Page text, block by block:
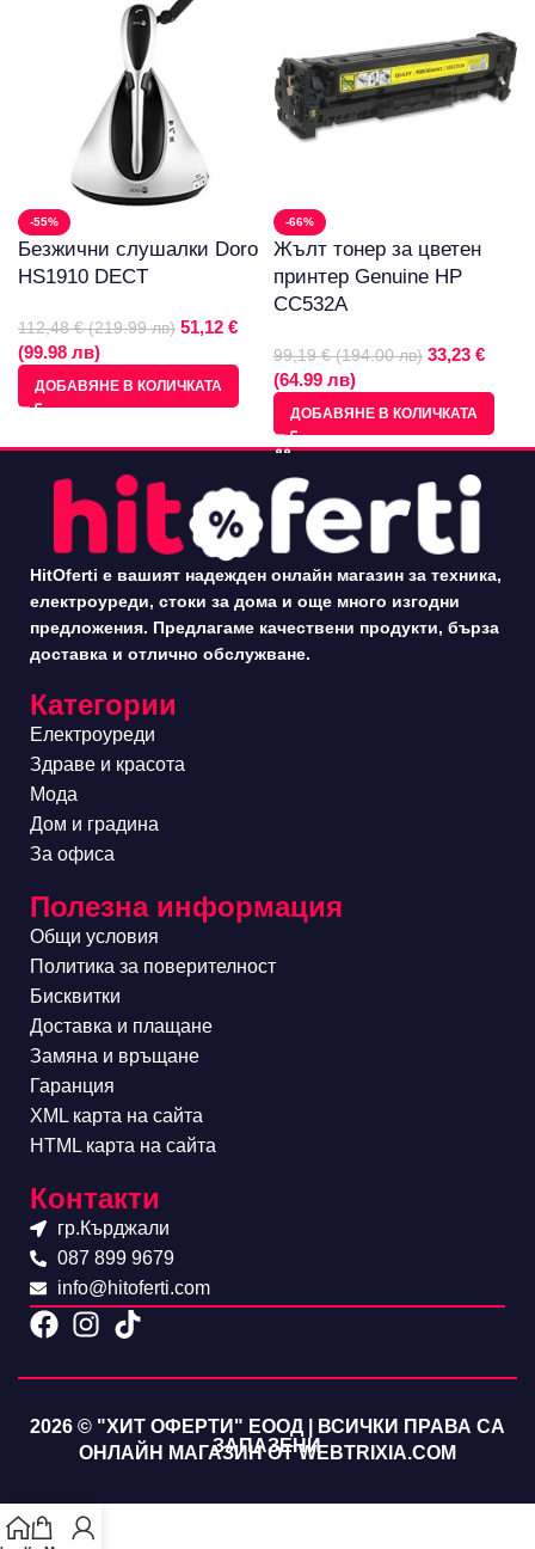
-55%
Безжични слушалки Doro
HS1910 DECT
112,48 € (219.99 лв) 51,12 €
(99.98 лв)
ДОБАВЯНЕ В КОЛИЧКАТА
-66%
Жълт тонер за цветен
принтер Genuine HP
CC532A
99,19 € (194.00 лв) 33,23 €
(64.99 лв)
ДОБАВЯНЕ В КОЛИЧКАТА
HitOferti е вашият надежден онлайн магазин за техника,
електроуреди, стоки за дома и още много изгодни
предложения. Предлагаме качествени продукти, бърза
доставка и отлично обслужване.
Категории
Електроуреди
Здраве и красота
Мода
Дом и градина
За офиса
Полезна информация
Общи условия
Политика за поверителност
Бисквитки
Доставка и плащане
Замяна и връщане
Гаранция
XML карта на сайта
HTML карта на сайта
Контакти
гр.Кърджали
087 899 9679
info@hitoferti.com
2026 © "ХИТ ОФЕРТИ" ЕООД | ВСИЧКИ ПРАВА СА
ЗАПАЗЕНИ
ОНЛАЙН МАГАЗИН ОТ WEBTRIXIA.COM